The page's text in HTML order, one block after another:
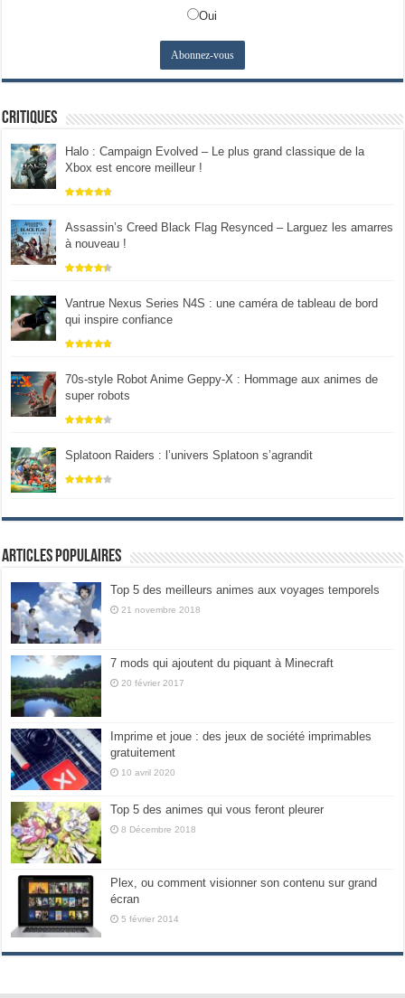
Oui
Critiques
Halo : Campaign Evolved – Le plus grand classique de la
Xbox est encore meilleur !
Assassin’s Creed Black Flag Resynced – Larguez les amarres
à nouveau !
Vantrue Nexus Series N4S : une caméra de tableau de bord
qui inspire confiance
70s-style Robot Anime Geppy-X : Hommage aux animes de
super robots
Splatoon Raiders : l’univers Splatoon s’agrandit
Articles populaires
Top 5 des meilleurs animes aux voyages temporels
21 novembre 2018
7 mods qui ajoutent du piquant à Minecraft
20 février 2017
Imprime et joue : des jeux de société imprimables
gratuitement
10 avril 2020
Top 5 des animes qui vous feront pleurer
8 Décembre 2018
Plex, ou comment visionner son contenu sur grand
écran
5 février 2014